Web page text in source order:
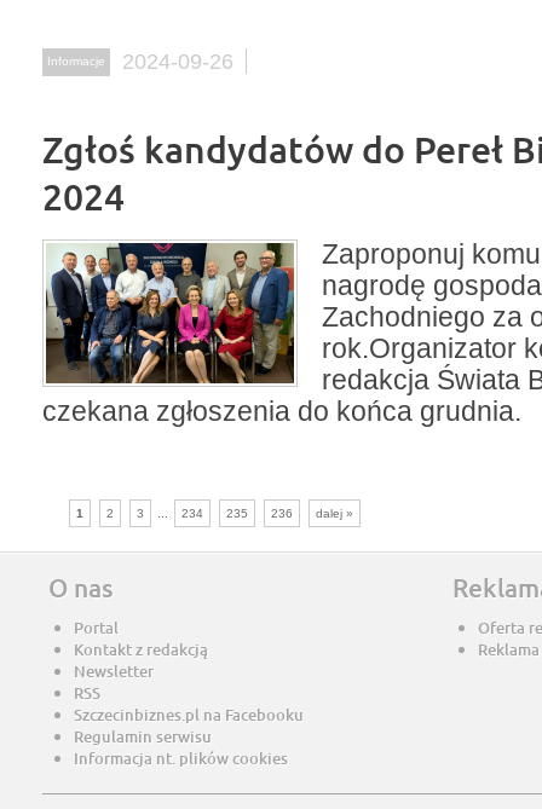
Informacje 2024-09-26
Zgłoś kandydatów do Pereł
2024
Zaproponuj
nagrodę
Zachodniego za
rok.Organizator
redakcja Świata
czekana zgłoszenia do końca grudnia.
1 2 3 234 235 236 dalej »
O nas
Portal
Kontakt z redakcją
Newsletter
RSS
Szczecinbiznes.pl na Facebooku
Regulamin serwisu
Informacja nt. plików cookies
Oferta